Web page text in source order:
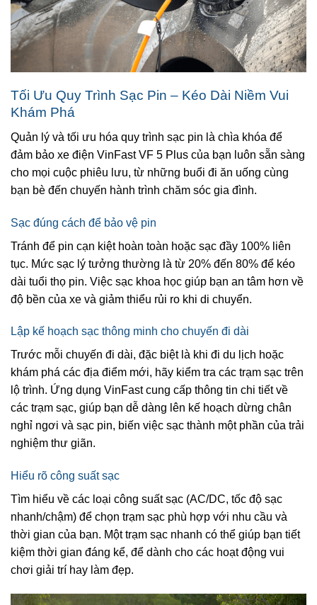
Tối Ưu Quy Trình Sạc Pin – Kéo Dài Niềm Vui
Khám Phá
Quản lý và tối ưu hóa quy trình sạc pin là chìa khóa để
đảm bảo xe điện VinFast VF 5 Plus của bạn luôn sẵn sàng
cho mọi cuộc phiêu lưu, từ những buổi đi ăn uống cùng
bạn bè đến chuyến hành trình chăm sóc gia đình.
Sạc đúng cách để bảo vệ pin
Tránh để pin cạn kiệt hoàn toàn hoặc sạc đầy 100% liên
tục. Mức sạc lý tưởng thường là từ 20% đến 80% để kéo
dài tuổi thọ pin. Việc sạc khoa học giúp bạn an tâm hơn về
độ bền của xe và giảm thiểu rủi ro khi di chuyển.
Lập kế hoạch sạc thông minh cho chuyến đi dài
Trước mỗi chuyến đi dài, đặc biệt là khi đi du lịch hoặc
khám phá các địa điểm mới, hãy kiểm tra các trạm sạc trên
lộ trình. Ứng dụng VinFast cung cấp thông tin chi tiết về
các trạm sạc, giúp bạn dễ dàng lên kế hoạch dừng chân
nghỉ ngơi và sạc pin, biến việc sạc thành một phần của trải
nghiệm thư giãn.
Hiểu rõ công suất sạc
Tìm hiểu về các loại công suất sạc (AC/DC, tốc độ sạc
nhanh/chậm) để chọn trạm sạc phù hợp với nhu cầu và
thời gian của bạn. Một trạm sạc nhanh có thể giúp bạn tiết
kiệm thời gian đáng kể, để dành cho các hoạt động vui
chơi giải trí hay làm đẹp.